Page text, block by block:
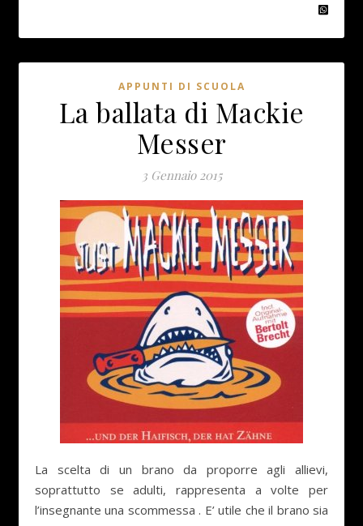
APPUNTI DI SCUOLA
La ballata di Mackie
Messer
3 Gennaio 2015
La scelta di un brano da proporre agli allievi,
soprattutto se adulti, rappresenta a volte per
l’insegnante una scommessa . E’ utile che il brano sia